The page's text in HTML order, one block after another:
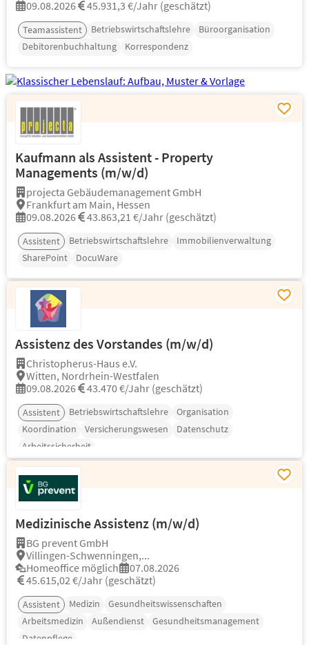
09.08.2026 45.931,3 €/Jahr (geschätzt)
Teamassistent Betriebswirtschaftslehre
Büroorganisation
Debitorenbuchhaltung
Korrespondenz
Kaufmann als Assistent - Property
Managements (m/w/d)
projecta Gebäudemanagement GmbH
Frankfurt am Main, Hessen
09.08.2026
43.863,21 €/Jahr (geschätzt)
Assistent Betriebswirtschaftslehre
Immobilienverwaltung
SharePoint
DocuWare
Assistenz des Vorstandes (m/w/d)
Christopherus-Haus e.V.
Witten, Nordrhein-Westfalen
09.08.2026
43.470 €/Jahr (geschätzt)
Assistent Betriebswirtschaftslehre
Organisation
Koordination
Versicherungswesen
Datenschutz
Arbeitssicherheit
Medizinische Assistenz (m/w/d)
BG prevent GmbH
Villingen-Schwenningen,...
Homeoffice möglich
07.08.2026
45.615,02 €/Jahr (geschätzt)
Assistent Medizin
Gesundheitswissenschaften
Arbeitsmedizin
Außendienst
Gesundheitsmanagement
Datenpflege